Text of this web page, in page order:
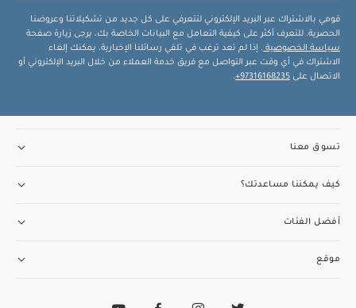
قومي بالاشتراك عبر البريد الإلكتروني لتتعرفي على كل جديد من تشكيلاتنا وعروضنا
الحصرية. للتعرف أكثر على كيفية التعامل مع البيانات الخاصة بك، يرجى زيارة صفحة
سياسة الخصوصية . إذا لم تعد ترغب في تلقي رسائلنا الإخبارية، يمكنك إلغاء
الاشتراك في أي وقت عبر التواصل مع فريق خدمة العملاء من خلال البريد الإلكتروني أو
الاتصال على 97316168235+
.
تسوق معنا
كيف يمكننا مساعدتك؟
أفضل الفئات
موقع